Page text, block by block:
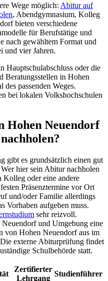
Wege möglich: Abitur auf
, Abendgymnasium, Kolleg
bieten verschiedene
für Berufstätige und
nach gewähltem Format und
und vier Jahren.
Hauptschulabschluss oder die
Beratungsstellen in Hohen
passenden Weges.
bei lokalen Volkshochschulen
Hohen Neuendorf
gibt es grundsätzlich einen gut
hier sein Abitur nachholen
Kolleg oder eine andere
Präsenztermine vor Ort
und/oder Familie allerdings
Vorhaben aufgeben muss.
sehr reizvoll.
und Umgebung eine
von Hohen Neuendorf aus im
externe Abiturprüfung findet
Schulbehörde statt.
Zertifierter
Lehrgang
Studienführer